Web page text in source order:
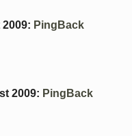
2009: PingBack
2009: PingBack